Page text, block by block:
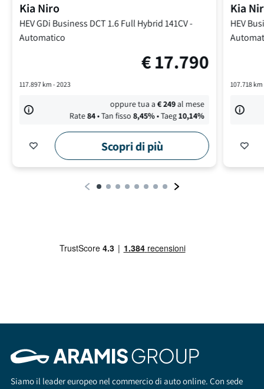
Kia Niro
HEV GDi Business DCT1.6 Full Hybrid 141CV-
Automatico
€17.790
117.897km - 2023
oppure tua a€249al mese
Rate84• Tan fisso 8,45%• Taeg10,14%
Scopri di più
Kia
HEV
107.718
Siamo il leader europeo nel commercio di auto online. Con sede